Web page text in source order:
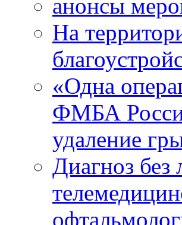
анонсы
На
«Одна
ФМБА
удаление
Диагноз